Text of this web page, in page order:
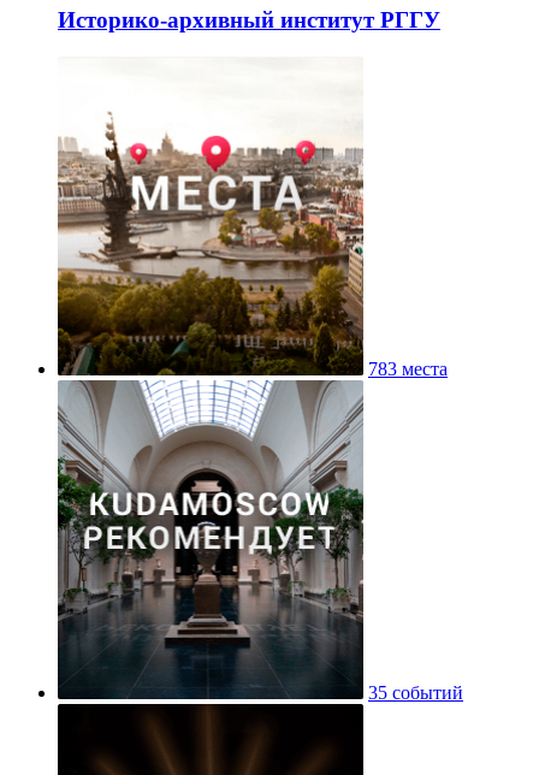
Историко-архивный институт РГГУ
783 места
35 событий